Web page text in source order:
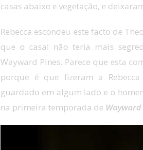
casas abaixo e vegetação, e
Rebecca escondeu este facto de
que o casal não teria mais
Wayward Pines. Parece que esta
porque é que fizeram a
guardado em algum lado e o
na primeira temporada de Wayward